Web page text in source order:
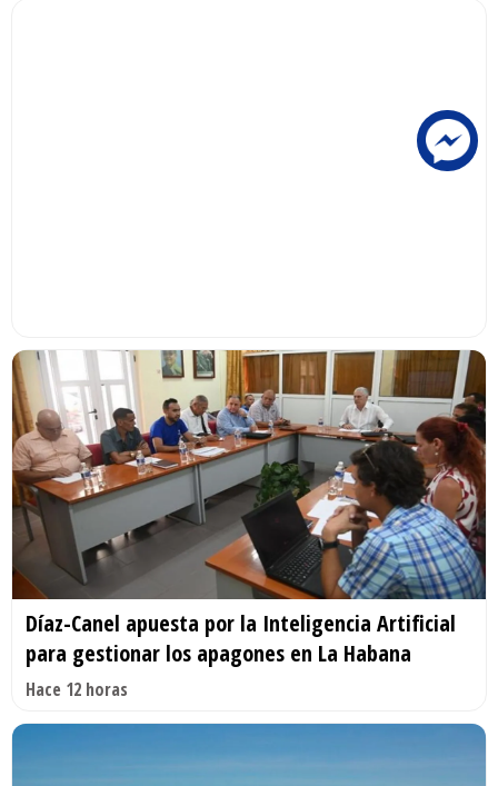
Díaz-Canel apuesta por la Inteligencia Artificial
para gestionar los apagones en La Habana
Hace 12 horas